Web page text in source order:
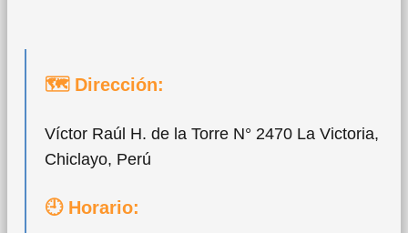
🗺 Dirección:
Víctor Raúl H. de la Torre N° 2470 La Victoria,
Chiclayo, Perú
🕘 Horario: